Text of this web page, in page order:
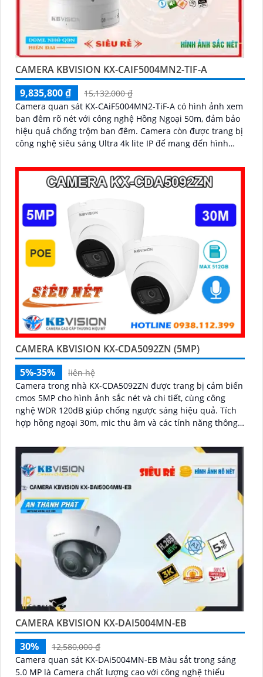
CAMERA KBVISION KX-CAIF5004MN2-TIF-A
9,835,800 ₫
15,132,000 ₫
Camera quan sát KX-CAiF5004MN2-TiF-A có hình ảnh xem
ban đêm rõ nét với công nghệ Hồng Ngoại 50m, đảm bảo
hiệu quả chống trộm ban đêm. Camera còn được trang bị
công nghệ siêu sáng Ultra 4k lite IP để mang đến hình
CAMERA KBVISION KX-CDA5092ZN (5MP)
5%-35%
liên hệ
Camera trong nhà KX-CDA5092ZN được trang bị cảm biến
cmos 5MP cho hình ảnh sắc nét và chi tiết, cùng công
nghệ WDR 120dB giúp chống ngược sáng hiệu quả. Tích
hợp hồng ngoại 30m, mic thu âm và các tính năng thông
ninh
CAMERA KBVISION KX-DAI5004MN-EB
30%
12,580,000 ₫
Camera quan sát KX-DAi5004MN-EB Màu sắt trong sáng
5.0 MP là Camera chất lượng cao với công nghệ thiếu